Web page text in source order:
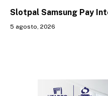
Slotpal Samsung Pay
5 agosto, 2026